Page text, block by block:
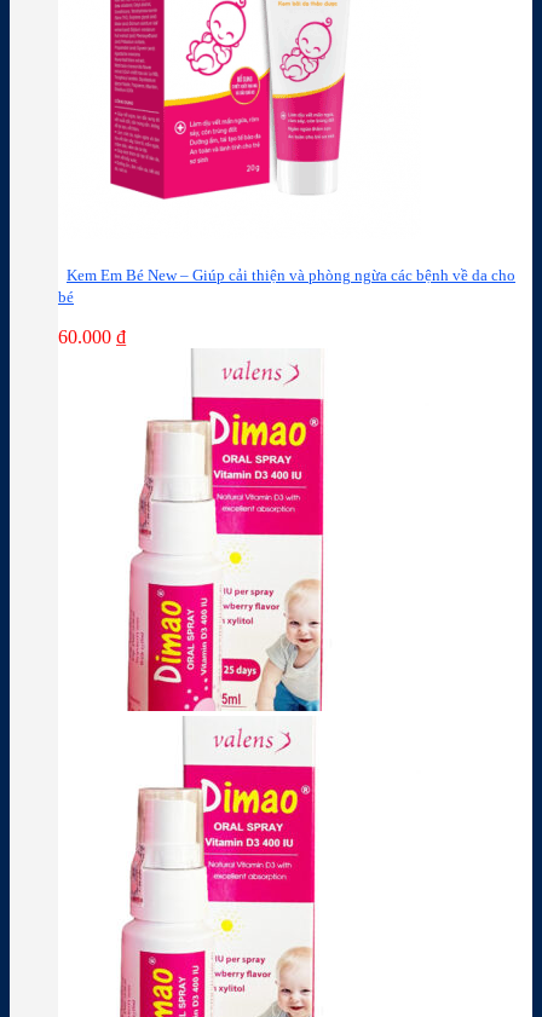
Kem Em Bé New – Giúp cải thiện và phòng ngừa các bệnh về da cho
bé
60.000 ₫